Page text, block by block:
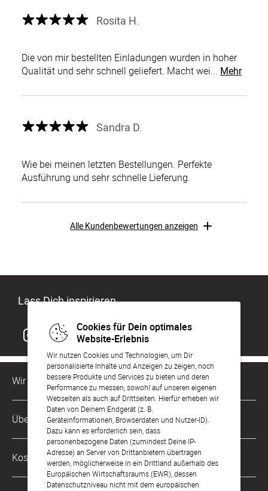
Cookies für Dein optimales
Website-Erlebnis
Wir nutzen Cookies und Technologien, um Dir
personalisierte Inhalte und Anzeigen zu zeigen, noch
bessere Produkte und Services zu bieten und deren
Performance zu messen, sowohl auf unseren eigenen
Webseiten als auch auf Drittseiten. Hierfür erheben wir
Daten von Deinem Endgerät (z. B.
Geräteinformationen, Browserdaten und Nutzer-ID).
Dazu kann es erforderlich sein, dass
personenbezogene Daten (zumindest Deine IP-
Adresse) an Server von Drittanbietern übertragen
werden, möglicherweise in ein Drittland außerhalb des
Europäischen Wirtschaftsraums (EWR), dessen
Datenschutzniveau nicht mit dem europäischen
Rosita H.
Die von mir bestellten Einladungen wurden in hoher
Qualität und sehr schnell geliefert. Macht wei... Mehr
Sandra D.
Wie bei meinen letzten Bestellungen. Perfekte
Ausführung und sehr schnelle Lieferung.
Alle Kundenbewertungen anzeigen
Lass Dich inspirieren
Wir sind für Dich da
Kundenservice-Hotline
0221 956 725 10
Mo. - Fr. von 9 bis 17 Uhr
kontakt@sendmoments.de
Über Uns
Philosophie
Karriere
Kostenlose Services
Musterkarten